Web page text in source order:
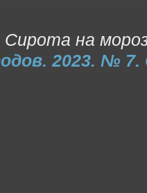
Сирота на
2023. № 7.